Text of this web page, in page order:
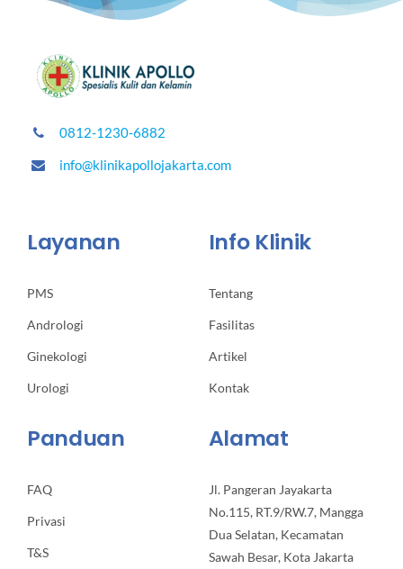
0812-1230-6882
info@klinikapollojakarta.com
Layanan
PMS
Andrologi
Ginekologi
Urologi
Info Klinik
Tentang
Fasilitas
Artikel
Kontak
Panduan
FAQ
Privasi
T&S
Alamat
Jl. Pangeran Jayakarta
No.115, RT.9/RW.7, Mangga
Dua Selatan, Kecamatan
Sawah Besar, Kota Jakarta